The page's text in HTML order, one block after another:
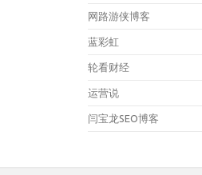
网路游侠博客
蓝彩虹
轮看财经
运营说
闫宝龙SEO博客